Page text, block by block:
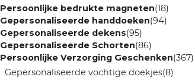
Persoonlijke bedrukte magneten(18)
Gepersonaliseerde handdoeken(94)
Gepersonaliseerde dekens(95)
Gepersonaliseerde Schorten(86)
Persoonlijke Verzorging Geschenken(367)
Gepersonaliseerde vochtige doekjes(8)